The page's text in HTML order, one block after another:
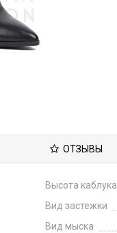
ОТЗЫВЫ
Высота каблука
Вид застежки
Вид мыска